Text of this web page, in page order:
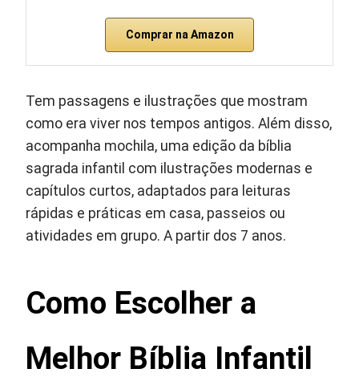
Comprar na Amazon
Tem passagens e ilustrações que mostram
como era viver nos tempos antigos. Além disso,
acompanha mochila, uma edição da bíblia
sagrada infantil com ilustrações modernas e
capítulos curtos, adaptados para leituras
rápidas e práticas em casa, passeios ou
atividades em grupo. A partir dos 7 anos.
Como Escolher a
Melhor Bíblia Infantil